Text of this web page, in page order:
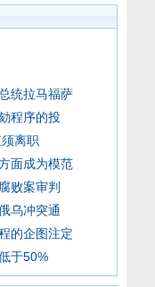
统拉马福萨
程序的投
离职
面成为模范
败案审判
乌冲突通
的企图注定
于50%